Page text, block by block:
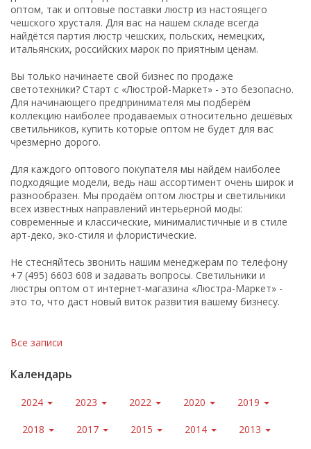
оптом, так и оптовые поставки люстр из настоящего
чешского хрусталя. Для вас на нашем складе всегда
найдётся партия люстр чешских, польских, немецких,
итальянских, российских марок по приятным ценам.
Вы только начинаете свой бизнес по продаже
светотехники? Старт с «Люстрой-Маркет» - это безопасно.
Для начинающего предпринимателя мы подберём
коллекцию наиболее продаваемых относительно дешёвых
светильников, купить которые оптом не будет для вас
чрезмерно дорого.
Для каждого оптового покупателя мы найдём наиболее
подходящие модели, ведь наш ассортимент очень широк и
разнообразен. Мы продаём оптом люстры и светильники
всех известных направлений интерьерной моды:
современные и классические, минималистичные и в стиле
арт-деко, эко-стиля и флористические.
Не стесняйтесь звонить нашим менеджерам по телефону
+7 (495) 6603 608 и задавать вопросы. Светильники и
люстры оптом от интернет-магазина «Люстра-Маркет» -
это то, что даст новый виток развития вашему бизнесу.
Все записи
Календарь
2024 2023 2022 2020 2019
2018 2017 2015 2014 2013